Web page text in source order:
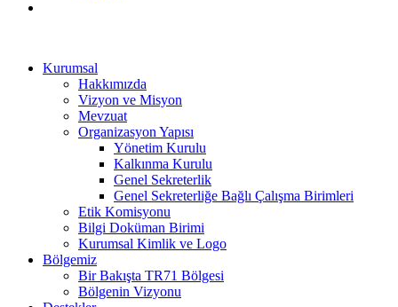
Kurumsal
Hakkımızda
Vizyon ve Misyon
Mevzuat
Organizasyon Yapısı
Yönetim Kurulu
Kalkınma Kurulu
Genel Sekreterlik
Genel Sekreterliğe Bağlı Çalışma Birimleri
Etik Komisyonu
Bilgi Doküman Birimi
Kurumsal Kimlik ve Logo
Bölgemiz
Bir Bakışta TR71 Bölgesi
Bölgenin Vizyonu